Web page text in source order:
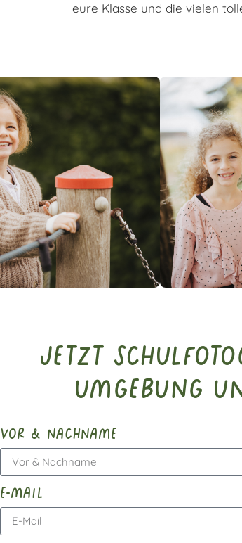
eure Klasse und die vielen
Jetzt
Umgebung
vor & nachname
e-mail